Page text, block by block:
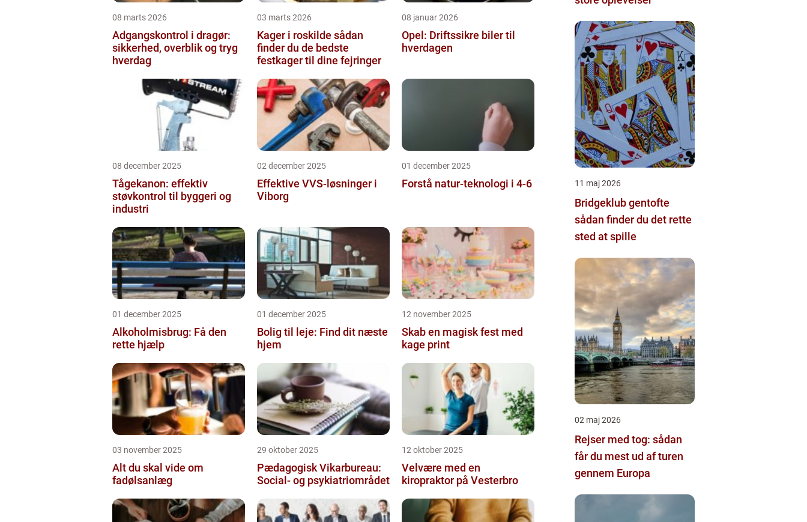
08 marts 2026
Adgangskontrol i dragør:
sikkerhed, overblik og tryg
hverdag
03 marts 2026
Kager i roskilde sådan
finder du de bedste
festkager til dine fejringer
08 januar 2026
Opel: Driftssikre biler til
hverdagen
08 december 2025
Tågekanon: effektiv
støvkontrol til byggeri og
industri
02 december 2025
Effektive VVS-løsninger i
Viborg
01 december 2025
Forstå natur-teknologi i 4-6
01 december 2025
Alkoholmisbrug: Få den
rette hjælp
01 december 2025
Bolig til leje: Find dit næste
hjem
12 november 2025
Skab en magisk fest med
kage print
03 november 2025
Alt du skal vide om
fadølsanlæg
29 oktober 2025
Pædagogisk Vikarbureau:
Social- og psykiatriområdet
12 oktober 2025
Velvære med en
kiropraktor på Vesterbro
11 maj 2026
Bridgeklub gentofte
sådan finder du det rette
sted at spille
02 maj 2026
Rejser med tog: sådan
får du mest ud af turen
gennem Europa